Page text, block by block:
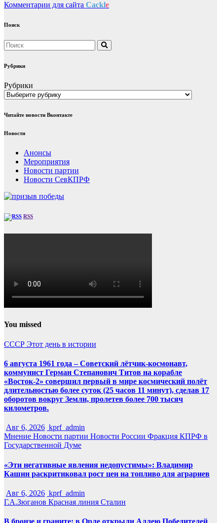
Комментарии для сайта Cackle
Поиск
Рубрики
Рубрики
Читайте новости Вконтакте
Новости
Анонсы
Мероприятия
Новости партии
Новости СевКПРФ
RSS
You missed
СССР Этот день в истории
6 августа 1961 года – Советский лётчик-космонавт,
коммунист Герман Степанович Титов на корабле
«Восток-2» совершил первый в мире космический полёт
длительностью более суток (25 часов 11 минут), сделав 17
оборотов вокруг Земли, пролетев более 700 тысяч
километров.
Авг 6, 2026 kprf_admin
Мнение Новости партии Новости России Фракция КПРФ в
Государственной Думе
«Эти негативные явления недопустимы»: Владимир
Кашин раскритиковал рост цен на топливо для аграриев
Авг 6, 2026 kprf_admin
Г.А.Зюганов Красная линия Сталин
В бронзе и граните: в Орле открыли Аллею Победителей